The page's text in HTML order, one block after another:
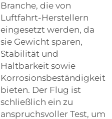
Branche, die von
Luftfahrt-Herstellern
eingesetzt werden, da
sie Gewicht sparen,
Stabilität und
Haltbarkeit sowie
Korrosionsbeständigkeit
bieten. Der Flug ist
schließlich ein zu
anspruchsvoller Test, um